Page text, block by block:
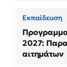
Εκπαίδευση
2027:
αιτημάτων